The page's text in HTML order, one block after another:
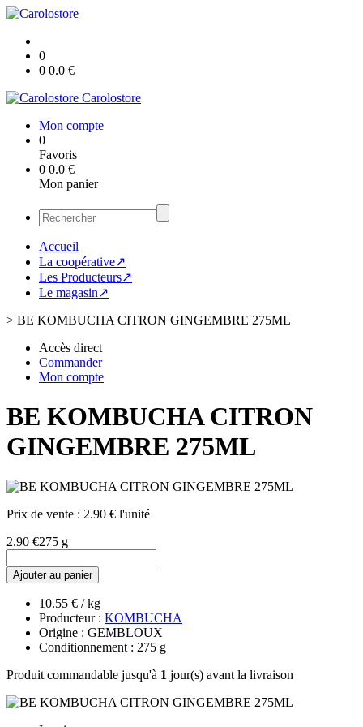
0
0 0.0 €
Carolostore
Mon compte
0
Favoris
0 0.0 €
Mon panier
Accueil
La coopérative↗
Les Producteurs↗
Le magasin↗
> BE KOMBUCHA CITRON GINGEMBRE 275ML
Accès direct
Commander
Mon compte
BE KOMBUCHA CITRON
GINGEMBRE 275ML
Prix de vente : 2.90 € l'unité
2.90 €275 g
Ajouter au panier
10.55 € / kg
Producteur : KOMBUCHA
Origine : GEMBLOUX
Conditionnement : 275 g
Produit commandable jusqu'à 1 jour(s) avant la livraison